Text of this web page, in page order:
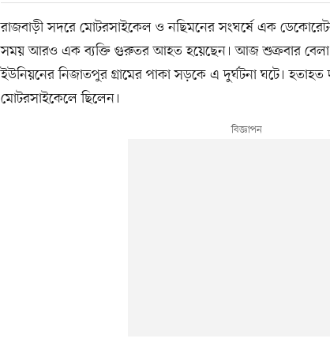
রাজবাড়ী সদরে মোটরসাইকেল ও নছিমনের সংঘর্ষে এক
সময় আরও এক ব্যক্তি গুরুতর আহত হয়েছেন। আজ শুক্রবার বেলা
ইউনিয়নের নিজাতপুর গ্রামের পাকা সড়কে এ দুর্ঘটনা ঘটে।
মোটরসাইকেলে ছিলেন।